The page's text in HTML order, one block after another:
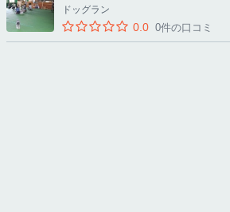
ドッグラン
0.0 0件の口コミ